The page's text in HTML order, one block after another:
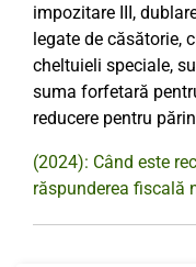
impozitare III,
legate de căsătorie,
cheltuieli speciale,
suma forfetară
reducere pentru
(2024): Când este
răspunderea fiscală